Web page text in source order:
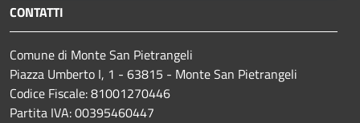
CONTATTI
Comune di Monte San Pietrangeli
Piazza Umberto I, 1 - 63815 - Monte San Pietrangeli
Codice Fiscale: 81001270446
Partita IVA: 00395460447